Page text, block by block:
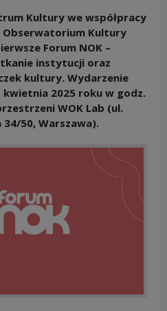
Kultury we współpracy
Obserwatorium Kultury
Forum NOK –
instytucji oraz
kultury. Wydarzenie
kwietnia 2025 roku w godz.
WOK Lab (ul.
34/50, Warszawa).